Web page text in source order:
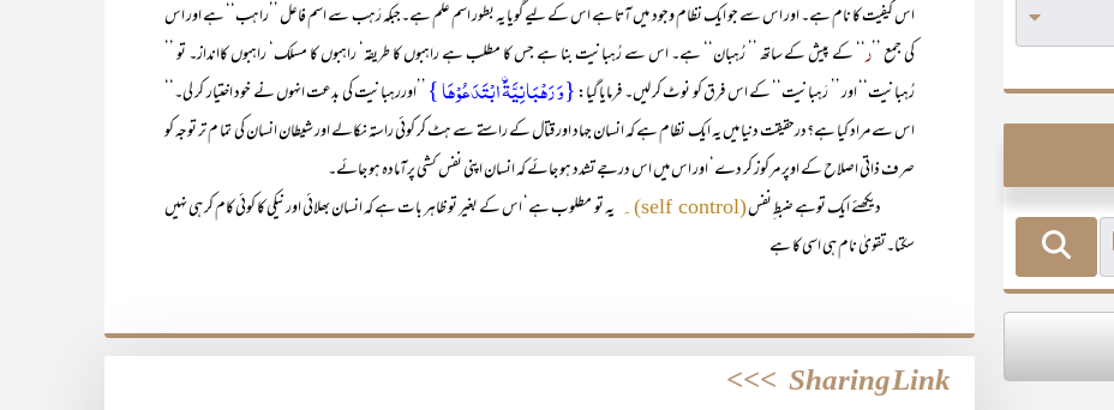
اس کیفیت کا نام ہے۔ اور اس سے جو ایک نظام وجود میں آتا ہے اس کے لیے گویا یہ بطور اسم علم ہے۔جبکہ رَہب سے اسم فاعل ’’راہب‘‘ ہے اور اس
کی جمع ’’ ر‘‘ کے پیش کے ساتھ ’’ رُہبان‘‘ ہے۔ اس سے رُہبانیت بنا ہے جس کا مطلب ہے راہبوں کا طریقہ‘ راہبوں کا مسلک‘ راہبوں کاانداز۔ تو ’’
رُہبانیت‘‘ اور ’’ رَہبانیت‘‘ کے اس فرق کو نوٹ کر لیں۔ فرمایا گیا:{وَ رَہۡبَانِیَّۃَۨ ابۡتَدَعُوۡہَا } ’’اوررہبانیت کی بدعت انہوں نے خود اختیار کر لی۔‘‘
اس سے مراد کیا ہے؟درحقیقت دنیا میں یہ ایک نظام ہے کہ انسان جہاد اور قتال کے راستے سے ہٹ کر کوئی راستہ نکالے اور شیطان انسان کی تما م تر توجہ کو
صرف ذاتی اصلاح کے اوپر مرکوز کر دے‘ اور اس میں اس درجے تشدد ہو جائے کہ انسان اپنی نفس کشی پرآمادہ ہو جائے۔
دیکھئے ایک توہے ضبط ِنفس(self control)۔
یہ تو مطلوب ہے‘ اس کے بغیر تو ظاہر بات ہے کہ انسان بھلائی اور نیکی کا کوئی کام کر ہی نہیں
سکتا۔تقویٰ نام ہی اسی کا ہے
Sharing Link
>>>